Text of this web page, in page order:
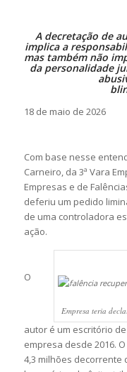
A decretação de
implica a
mas também não
da personalidade
18 de maio de 2026
Com base nesse
Carneiro, da 3ª Vara
Empresas e de
deferiu um pedido
de uma controladora
ação.
Empresa teria
O
autor é um escritório
empresa desde 2016.
4,3 milhões decorrente